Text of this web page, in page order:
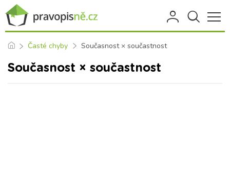
Časté chyby Současnost × součastnost
Současnost × součastnost